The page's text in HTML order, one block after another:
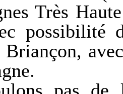
Très
possibilité